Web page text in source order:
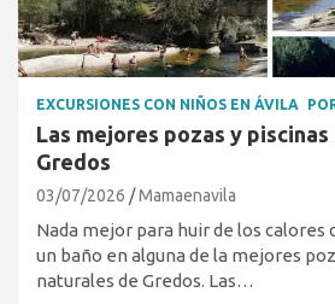
EXCURSIONES CON NIÑOS EN ÁVILA
Las mejores pozas y
Gredos
03/07/2026 Mamaenavila
Nada mejor para huir de los calores
un baño en alguna de la mejores
naturales de Gredos. Las…